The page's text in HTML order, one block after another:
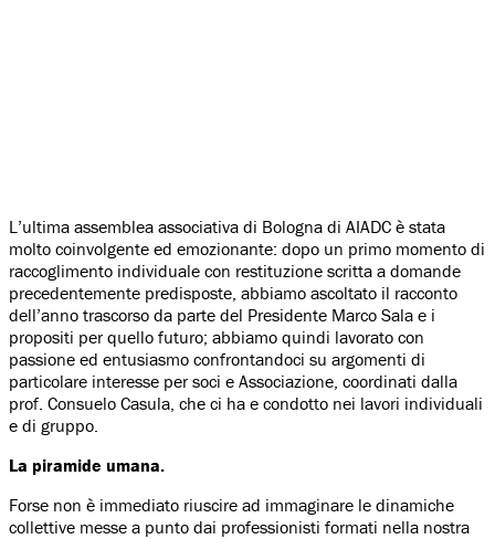
L’ultima assemblea associativa di Bologna di AIADC è stata
molto coinvolgente ed emozionante: dopo un primo momento di
raccoglimento individuale con restituzione scritta a domande
precedentemente predisposte, abbiamo ascoltato il racconto
dell’anno trascorso da parte del Presidente Marco Sala e i
propositi per quello futuro; abbiamo quindi lavorato con
passione ed entusiasmo confrontandoci su argomenti di
particolare interesse per soci e Associazione, coordinati dalla
prof. Consuelo Casula, che ci ha e condotto nei lavori individuali
e di gruppo.
La piramide umana.
Forse non è immediato riuscire ad immaginare le dinamiche
collettive messe a punto dai professionisti formati nella nostra